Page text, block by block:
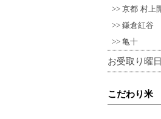
京都 村上
鎌倉紅谷
亀十
お受取り曜
こだわり米